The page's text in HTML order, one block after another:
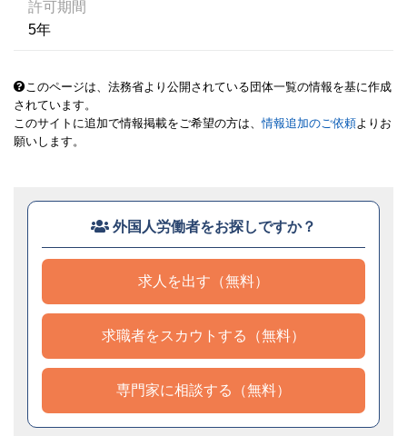
許可期間
5年
このページは、法務省より公開されている団体一覧の情報を基に作成
されています。
このサイトに追加で情報掲載をご希望の方は、情報追加のご依頼よりお
願いします。
外国人労働者をお探しですか？
求人を出す（無料）
求職者をスカウトする（無料）
専門家に相談する（無料）